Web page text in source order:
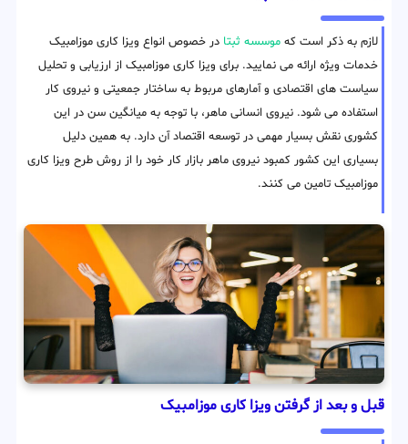
لازم به ذکر است که موسسه ثبتا در خصوص انواع ویزا کاری موزامبیک
خدمات ویژه ارائه می نمایید. برای ویزا کاری موزامبیک از ارزیابی و تحلیل
سیاست های اقتصادی و آمارهای مربوط به ساختار جمعیتی و نیروی کار
استفاده می شود. نیروی انسانی ماهر، با توجه به میانگین سن در این
کشوری نقش بسیار مهمی در توسعه اقتصاد آن دارد. به همین دلیل
بسیاری این کشور کمبود نیروی ماهر بازار کار خود را از روش طرح ویزا کاری
موزامبیک تامین می کنند.
قبل و بعد از گرفتن ویزا کاری موزامبیک